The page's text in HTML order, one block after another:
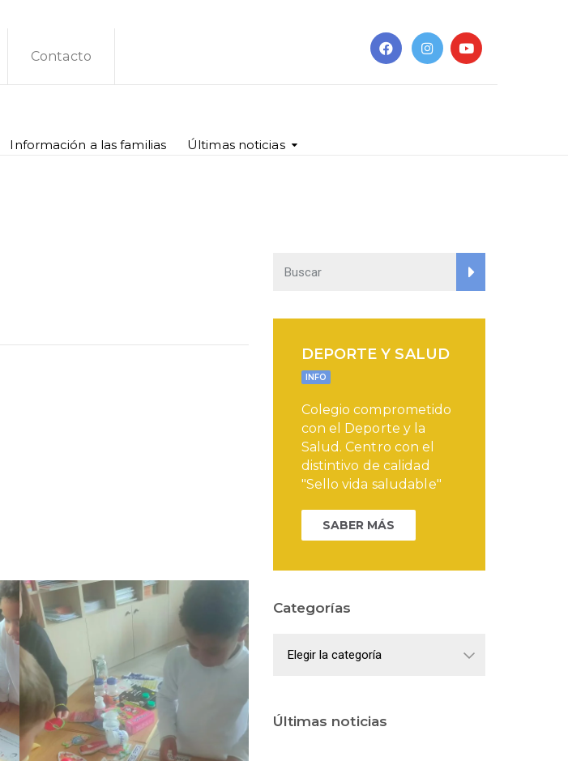
Contacto
Información a las familias Últimas noticias
DEPORTE Y SALUD
INFO
Colegio comprometido
con el Deporte y la
Salud. Centro con el
distintivo de calidad
"Sello vida saludable"
SABER MÁS
Categorías
Últimas noticias